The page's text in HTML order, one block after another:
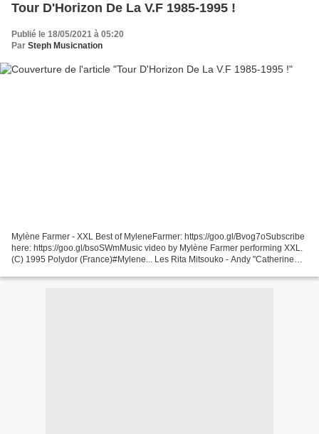
Tour D'Horizon De La V.F 1985-1995 !
Publié le 18/05/2021 à 05:20
Par Steph Musicnation
Mylène Farmer - XXL Best of MyleneFarmer: https://goo.gl/Bvog7oSubscribe
here: https://goo.gl/bsoSWmMusic video by Mylène Farmer performing XXL.
(C) 1995 Polydor (France)#Mylene... Les Rita Mitsouko - Andy "Catherine